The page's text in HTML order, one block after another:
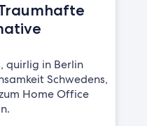
quirlig in Berlin
Schwedens,
Home Office